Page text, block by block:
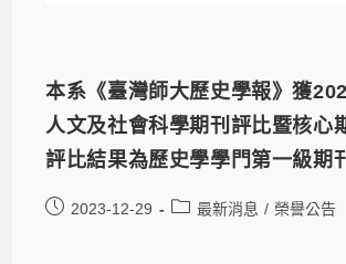
本系《臺灣師大歷史學報》獲
人文及社會科學期刊評比暨核心
評比結果為歷史學學門第一級期
2023-12-29 最新消息 / 榮譽公告